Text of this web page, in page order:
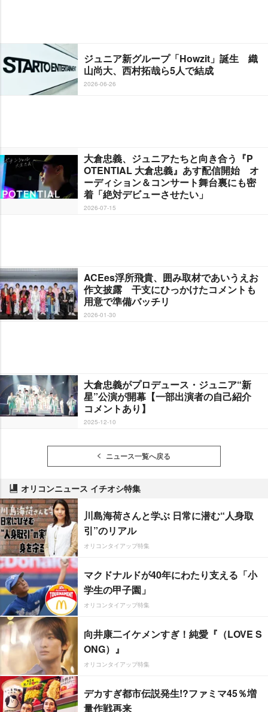
ジュニア新グループ「Howzit」誕生 織
山尚大、西村拓哉ら5人で結成
2026-06-26
大倉忠義、ジュニアたちと向き合う『P
OTENTIAL 大倉忠義』あす配信開始 オ
ーディション＆コンサート舞台裏にも密
着「絶対デビューさせたい」
2026-07-15
ACEes浮所飛貴、囲み取材であいうえお
作文披露 干支にひっかけたコメントも
用意で準備バッチリ
2026-01-30
大倉忠義がプロデュース・ジュニア“新
星”公演が開幕【一部出演者の自己紹介
コメントあり】
2025-12-10
ニュース一覧へ戻る
オリコンニュース イチオシ特集
川島海荷さんと学ぶ 日常に潜む“人身取
引”のリアル
オリコンタイアップ特集
マクドナルドが40年にわたり支える「小
学生の甲子園」
オリコンタイアップ特集
向井康二イケメンすぎ！純愛『（LOVE S
ONG）』
オリコンタイアップ特集
デカすぎ都市伝説発生!?ファミマ45％増
量作戦再来